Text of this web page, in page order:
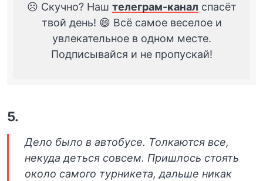
☹️ Скучно? Наш телеграм-канал спасёт
твой день! 😄 Всё самое веселое и
увлекательное в одном месте.
Подписывайся и не пропускай!
5.
Дело было в автобусе. Толкаются все,
некуда деться совсем. Пришлось стоять
около самого турникета, дальше никак